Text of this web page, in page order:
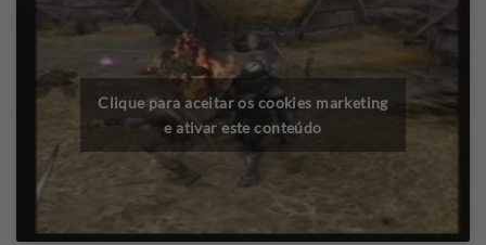
Clique para aceitar os cookies marketing
e ativar este conteúdo